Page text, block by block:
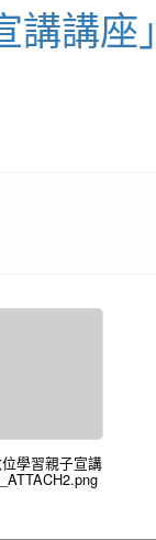
講講
學習親子宣講